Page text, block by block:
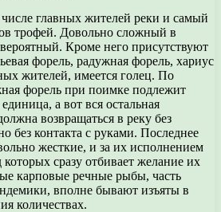
главных жителей реки и самый
трофей. Довольно сложный в
Кроме него присутствуют
форель, радужная форель, хариус
жителей, имеется голец. По
форель при поимке подлежит
а вот вся остальная
возвращаться в реку без
без контакта с руками. Последнее
жесткие, и за их исполнением
сразу отбивает желание их
карповые речные рыбы, часть
вполне бывают изъяты в
количествах.